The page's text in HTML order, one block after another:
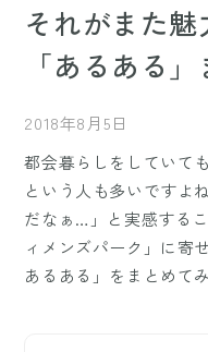
それがまた
「あるある
2018年8月5日
都会暮らしをしていて
という人も多いですよ
だなぁ…」と実感する
ィメンズパーク」に寄
あるある」をまとめて